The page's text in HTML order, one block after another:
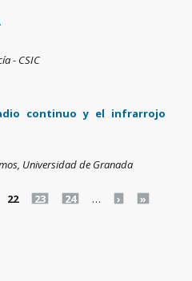
- CSIC
continuo y el infrarrojo
Universidad de Granada
22 23 24 … › »